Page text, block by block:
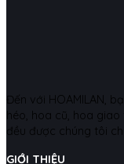
Đến với HOAMILAN,
héo, hoa cũ, hoa
đều được chúng tôi
GIỚI THIỆU